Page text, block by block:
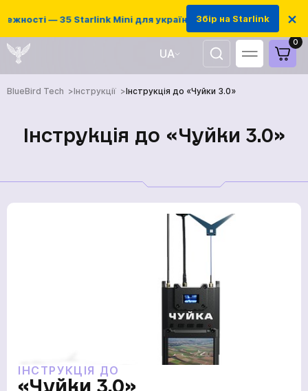
— 35 Starlink Mini для українських захисників
Збір на Starlink ×
UA
EN
0
ПРОДУКЦІЯ
ПОСЛУГИ
BlueBird Tech Інструкції Інструкція до «Чуйки 3.0»
Інструкція до «Чуйки 3.0»
ІНСТРУКЦІЯ ДО
«Чуйки 3.0»